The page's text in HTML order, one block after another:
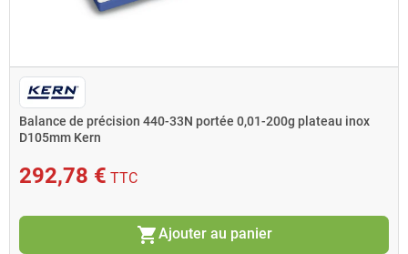
Balance de précision 440-33N portée 0,01-200g plateau inox
D105mm Kern
292,78 € TTC
shopping_cartAjouter au panier